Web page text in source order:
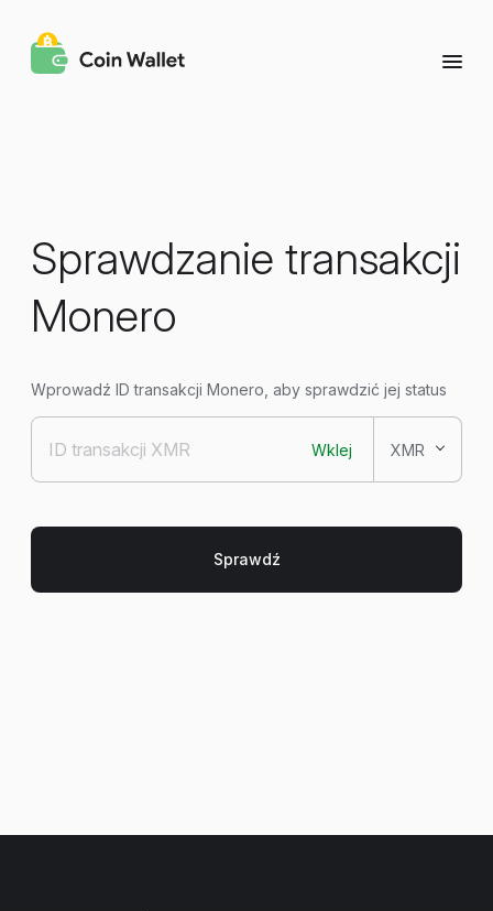
Sprawdzanie transakcji
Monero
Wprowadź ID transakcji Monero, aby sprawdzić jej status
Wklej XMR